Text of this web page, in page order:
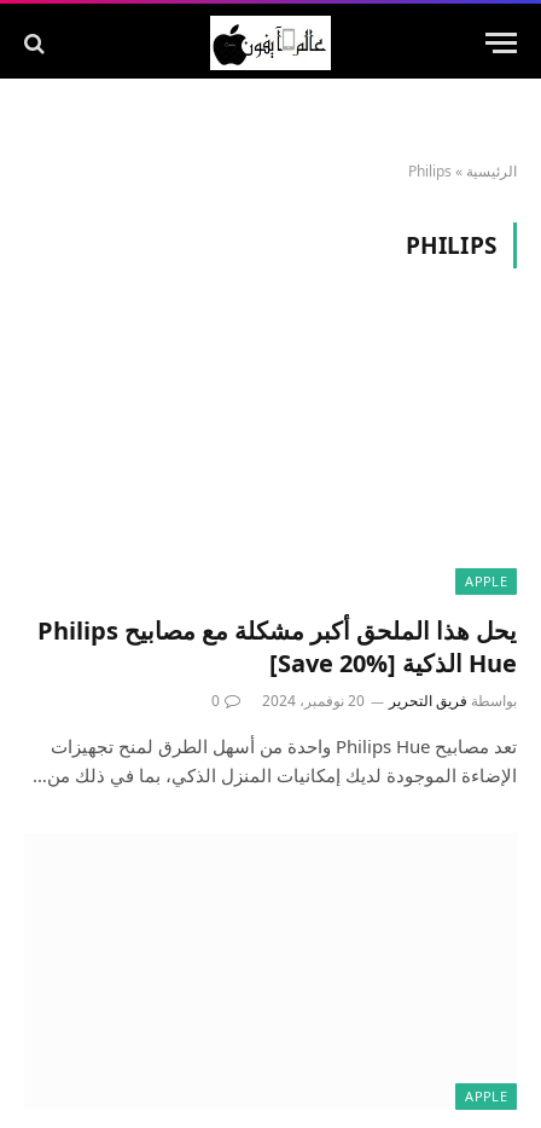
الرئيسية »
Philips
PHILIPS
APPLE
يحل هذا الملحق أكبر مشكلة مع مصابيح Philips
Hue الذكية [Save 20%]
بواسطة فريق التحرير 20 نوفمبر، 2024 0
تعد مصابيح Philips Hue واحدة من أسهل الطرق لمنح تجهيزات
الإضاءة الموجودة لديك إمكانيات المنزل الذكي، بما في ذلك من…
APPLE